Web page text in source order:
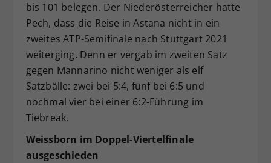
bis 101 belegen. Der Niederösterreicher hatte
Pech, dass die Reise in Astana nicht in ein
zweites ATP-Semifinale nach Stuttgart 2021
weiterging. Denn er vergab im zweiten Satz
gegen Mannarino nicht weniger als elf
Satzbälle: zwei bei 5:4, fünf bei 6:5 und
nochmal vier bei einer 6:2-Führung im
Tiebreak.
Weissborn im Doppel-Viertelfinale
ausgeschieden